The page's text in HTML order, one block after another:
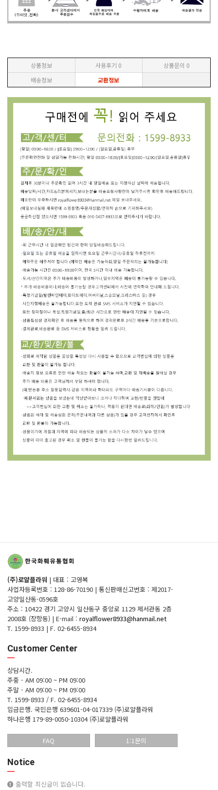
상품정보 사용후기 0 상품문의 0
배송정보
교환정보
(주)로얄플라워 | 대표 : 고영복
사업자등록번호 : 128-86-70190 | 통신판매신고번호 : 제2017-
고양일산동-0596호
주소 : 10422 경기 고양시 일산동구 중앙로 1129 제서관동 2층
2008호 (장항동) | E-mail : royalflower8933@hanmail.net
T. 1599-8933 | F. 02-6455-8934
Customer Center
상담시간.
주중 - AM 09:00 ~ PM 09:00
주말 - AM 09:00 ~ PM 09:00
T. 1599-8933 / F. 02-6455-8934
입금은행. 국민은행 639601-04-017339 (주)로얄플라워
하나은행 179-89-0050-10304 (주)로얄플라워
FAQ 1:1문의
Notice
출력할 최신글이 없습니다.